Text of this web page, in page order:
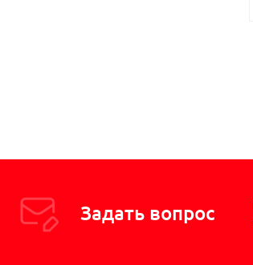
Задать вопрос